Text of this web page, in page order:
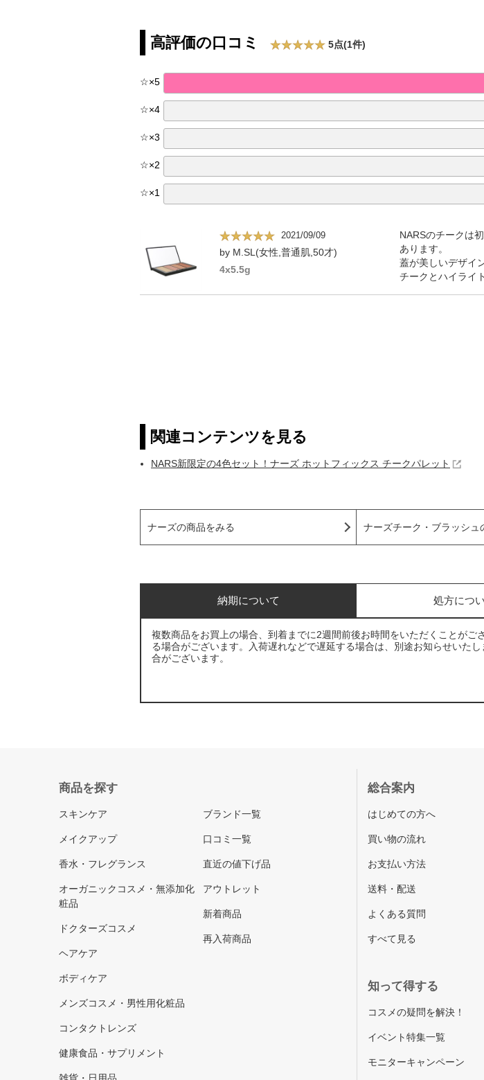
高評価の口コミ 5点(1件)
☆×5
☆×4
☆×3
☆×2
☆×1
2021/09/09
by M.SL(女性,普通肌,50才)
4x5.5g
NARSのチークは
あります。
蓋が美しいデザイ
チークとハイライ
関連コンテンツを見る
NARS新限定の4色セット！ナーズ ホットフィックス チークパレット
ナーズの商品をみる ナーズチーク・ブラッシュ
納期について 処方につ
複数商品をお買上の場合、到着までに2週間前後お時間をいただくことが
る場合がございます。入荷遅れなどで遅延する場合は、別途お知らせいた
合がございます。
商品を探す
スキンケア
メイクアップ
香水・フレグランス
オーガニックコスメ・無添加化
粧品
ドクターズコスメ
ヘアケア
ボディケア
メンズコスメ・男性用化粧品
コンタクトレンズ
健康食品・サプリメント
ブランド一覧
口コミ一覧
直近の値下げ品
アウトレット
新着商品
再入荷商品
総合案内
はじめての方へ
買い物の流れ
お支払い方法
送料・配送
よくある質問
すべて見る
知って得する
コスメの疑問を解決！
イベント特集一覧
モニターキャンペーン